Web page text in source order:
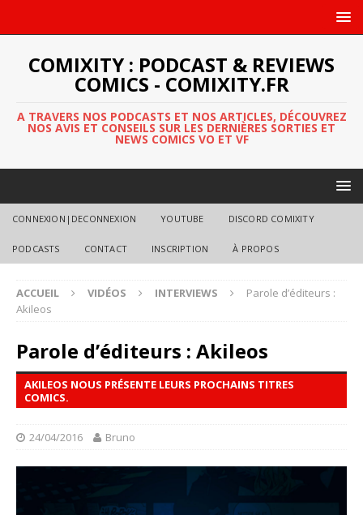
COMIXITY : PODCAST & REVIEWS
COMICS - COMIXITY.FR
A TRAVERS NOS PODCASTS ET NOS ARTICLES, DÉCOUVREZ
NOS AVIS ET CONSEILS SUR LES DERNIÈRES SORTIES ET
NEWS COMICS VO ET VF
CONNEXION|DECONNEXION YOUTUBE DISCORD COMIXITY
PODCASTS CONTACT INSCRIPTION À PROPOS
ACCUEIL VIDÉOS INTERVIEWS
Parole d’éditeurs :
Akileos
Parole d’éditeurs : Akileos
AKILEOS NOUS PRÉSENTE LEURS PROCHAINS TITRES
COMICS.
24/04/2016 Bruno